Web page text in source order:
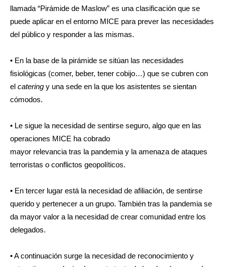
llamada “Pirámide de Maslow” es una clasificación que se
puede aplicar en el entorno MICE para prever las necesidades
del público y responder a las mismas.
• En la base de la pirámide se sitúan las necesidades
fisiológicas (comer, beber, tener cobijo…) que se cubren con
el catering y una sede en la que los asistentes se sientan
cómodos.
• Le sigue la necesidad de sentirse seguro, algo que en las
operaciones MICE ha cobrado
mayor relevancia tras la pandemia y la amenaza de ataques
terroristas o conflictos geopolíticos.
• En tercer lugar está la necesidad de afiliación, de sentirse
querido y pertenecer a un grupo. También tras la pandemia se
da mayor valor a la necesidad de crear comunidad entre los
delegados.
• A continuación surge la necesidad de reconocimiento y